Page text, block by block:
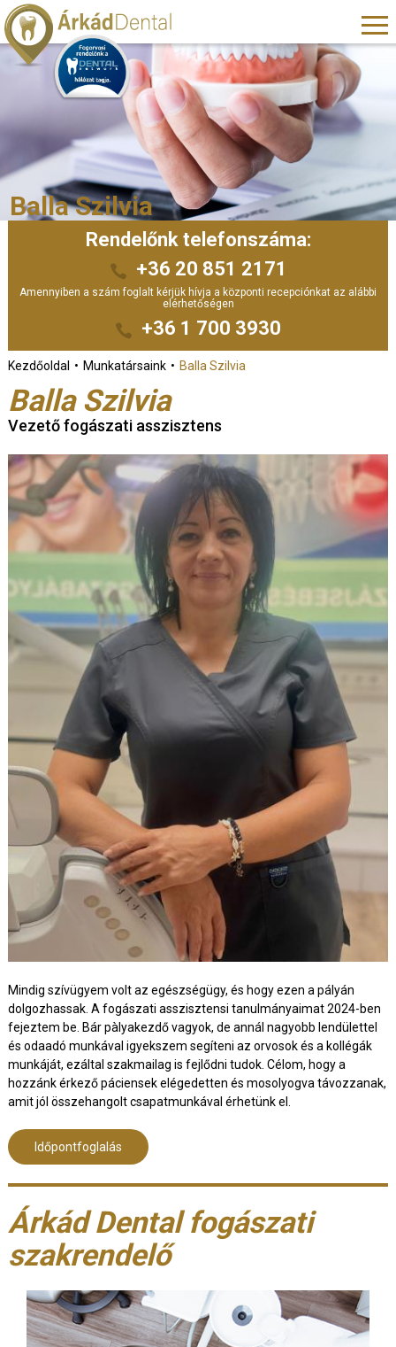
Balla Szilvia
Rendelőnk telefonszáma:
+36 20 851 2171
Amennyiben a szám foglalt kérjük hívja a központi recepciónkat az alábbi
elérhetőségen
+36 1 700 3930
Kezdőoldal Munkatársaink Balla Szilvia
Balla Szilvia
Vezető fogászati asszisztens
Mindig szívügyem volt az egészségügy, és hogy ezen a pályán
dolgozhassak. A fogászati asszisztensi tanulmányaimat 2024-ben
fejeztem be. Bár pàlyakezdő vagyok, de annál nagyobb lendülettel
és odaadó munkával igyekszem segíteni az orvosok és a kollégák
munkáját, ezáltal szakmailag is fejlődni tudok. Célom, hogy a
hozzánk érkező páciensek elégedetten és mosolyogva távozzanak,
amit jól összehangolt csapatmunkával érhetünk el.
Időpontfoglalás
Árkád Dental fogászati
szakrendelő